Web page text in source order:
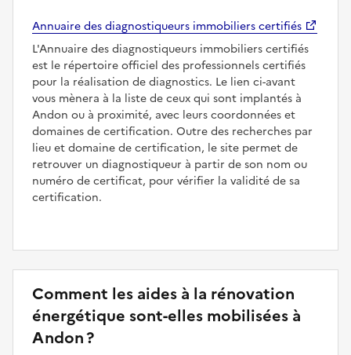
Annuaire des diagnostiqueurs immobiliers certifiés
L'Annuaire des diagnostiqueurs immobiliers certifiés
est le répertoire officiel des professionnels certifiés
pour la réalisation de diagnostics. Le lien ci-avant
vous mènera à la liste de ceux qui sont implantés à
Andon ou à proximité, avec leurs coordonnées et
domaines de certification. Outre des recherches par
lieu et domaine de certification, le site permet de
retrouver un diagnostiqueur à partir de son nom ou
numéro de certificat, pour vérifier la validité de sa
certification.
Comment les aides à la rénovation
énergétique sont-elles mobilisées à
Andon ?